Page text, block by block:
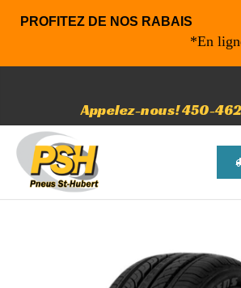
PROFITEZ DE NOS RABAIS
*En ligne
Appelez-nous! 450-